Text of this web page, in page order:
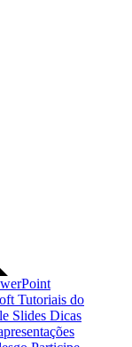
Tutoriais do
Slides Dicas